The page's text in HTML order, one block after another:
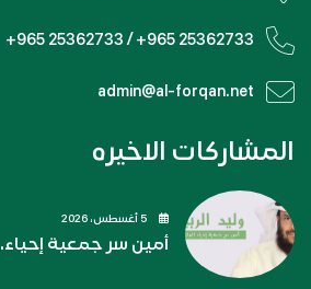
+965 25362733 / +965 25362733
admin@al-forqan.net
المشاركات الاخيره
أمين سر جمعية إحياء.